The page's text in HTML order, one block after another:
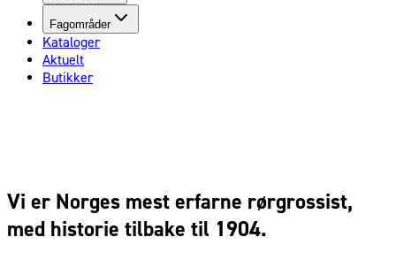
Fagområder
Kataloger
Aktuelt
Butikker
Vi er Norges mest erfarne rørgrossist,
med historie tilbake til 1904.